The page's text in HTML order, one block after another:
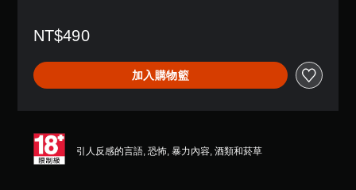
分
4
.
星
滿
NT$490
加入購物籃
引人反感的言語, 恐怖, 暴力內容, 酒類和菸草